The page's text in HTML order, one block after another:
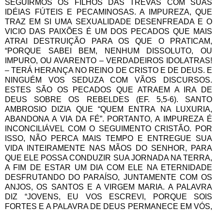
SEGUIRMOS OS FILHOS DAS TREVAS COM SUAS
IDÉIAS FÚTEIS E PECAMINOSAS. A IMPUREZA, QUE
TRAZ EM SI UMA SEXUALIDADE DESENFREADA E O
VICIO DAS PAIXÕES É UM DOS PECADOS QUE MAIS
ATRAI DESTRUIÇÃO PARA OS QUE O PRATICAM,
“PORQUE SABEI BEM, NENHUM DISSOLUTO, OU
IMPURO, OU AVARENTO – VERDADEIROS IDOLATRAS!
– TERÁ HERANÇA NO REINO DE CRISTO E DE DEUS. E
NINGUÉM VOS SEDUZA COM VÃOS DISCURSOS.
ESTES SÃO OS PECADOS QUE ATRAEM A IRA DE
DEUS SOBRE OS REBELDES (EF. 5,5-6). SANTO
AMBROSIO DIZIA QUE “QUEM ENTRA NA LUXURIA,
ABANDONA A VIA DA FÉ”. PORTANTO, A IMPUREZA É
INCONCILIÁVEL COM O SEGUIMENTO CRISTÃO. POR
ISSO, NÃO PERCA MAIS TEMPO E ENTREGUE SUA
VIDA INTEIRAMENTE NAS MÃOS DO SENHOR, PARA
QUE ELE POSSA CONDUZIR SUA JORNADA NA TERRA,
A FIM DE ESTAR UM DIA COM ELE NA ETERNIDADE
DESFRUTANDO DO PARAÍSO, JUNTAMENTE COM OS
ANJOS, OS SANTOS E A VIRGEM MARIA. A PALAVRA
DIZ “JOVENS, EU VOS ESCREVI, PORQUE SOIS
FORTES E A PALAVRA DE DEUS PERMANECE EM VÓS,